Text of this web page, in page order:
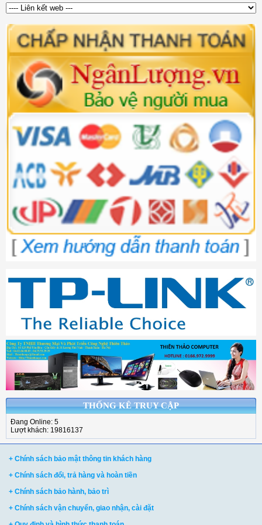
THỐNG KÊ TRUY CẬP
Đang Online: 5
Lượt khách: 19816137
+ Chính sách bảo mật thông tin khách hàng
+ Chính sách đổi, trả hàng và hoàn tiền
+ Chính sách bảo hành, bảo trì
+ Chính sách vận chuyển, giao nhận, cài đặt